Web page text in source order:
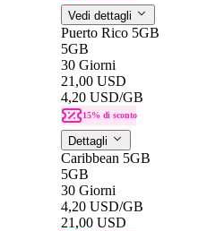
Vedi dettagli
Puerto Rico 5GB
5GB
30 Giorni
21,00 USD
4,20 USD/GB
15% di sconto
Dettagli
Caribbean 5GB
5GB
30 Giorni
4,20 USD/GB
21,00 USD